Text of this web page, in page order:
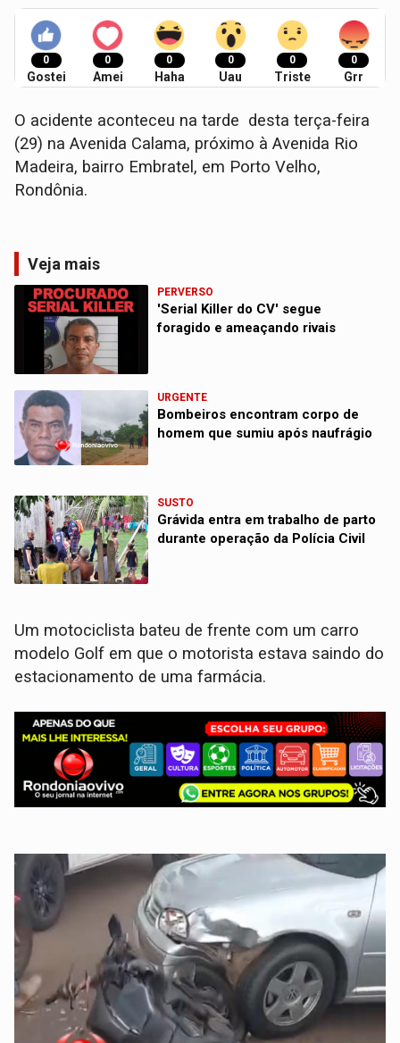
0
Gostei
0
Amei
0
Haha
0
Uau
0
Triste
0
Grr
O acidente aconteceu na tarde desta terça-feira
(29) na Avenida Calama, próximo à Avenida Rio
Madeira, bairro Embratel, em Porto Velho,
Rondônia.
Veja mais
PERVERSO
'Serial Killer do CV' segue
foragido e ameaçando rivais
URGENTE
Bombeiros encontram corpo de
homem que sumiu após naufrágio
SUSTO
Grávida entra em trabalho de parto
durante operação da Polícia Civil
Um motociclista bateu de frente com um carro
modelo Golf em que o motorista estava saindo do
estacionamento de uma farmácia.